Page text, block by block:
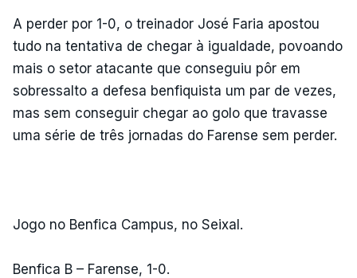
A perder por 1-0, o treinador José Faria apostou
tudo na tentativa de chegar à igualdade, povoando
mais o setor atacante que conseguiu pôr em
sobressalto a defesa benfiquista um par de vezes,
mas sem conseguir chegar ao golo que travasse
uma série de três jornadas do Farense sem perder.
Jogo no Benfica Campus, no Seixal.
Benfica B – Farense, 1-0.